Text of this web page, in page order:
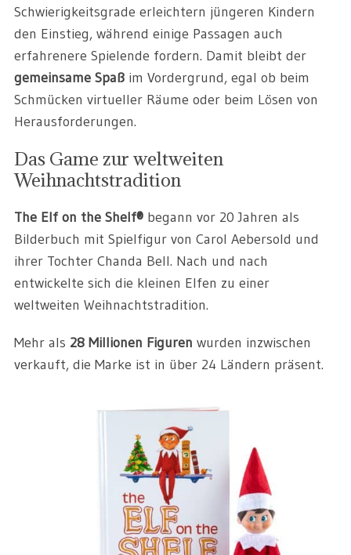
Schwierigkeitsgrade erleichtern jüngeren Kindern
den Einstieg, während einige Passagen auch
erfahrenere Spielende fordern. Damit bleibt der
gemeinsame Spaßim Vordergrund, egal ob beim
Schmücken virtueller Räume oder beim Lösen von
Herausforderungen.
Das Game zur weltweiten
Weihnachtstradition
The Elf on the Shelf®begann vor 20 Jahren als
Bilderbuch mit Spielfigur von Carol Aebersold und
ihrer Tochter Chanda Bell. Nach und nach
entwickelte sich die kleinen Elfen zu einer
weltweiten Weihnachtstradition.
Mehr als 28 Millionen Figuren wurden inzwischen
verkauft, die Marke ist in über 24 Ländern präsent.